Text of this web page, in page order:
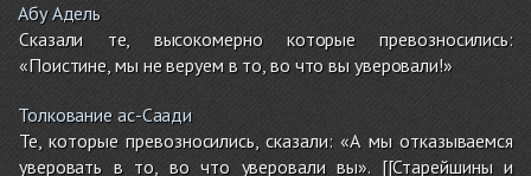
Абу Адель
Сказали те, высокомерно которые превозносились:
«Поистине, мы не веруем в то, во что вы уверовали!»
Толкование ас-Саади
Те, которые превозносились, сказали: «А мы отказываемся
уверовать в то, во что уверовали вы». [[Старейшины и